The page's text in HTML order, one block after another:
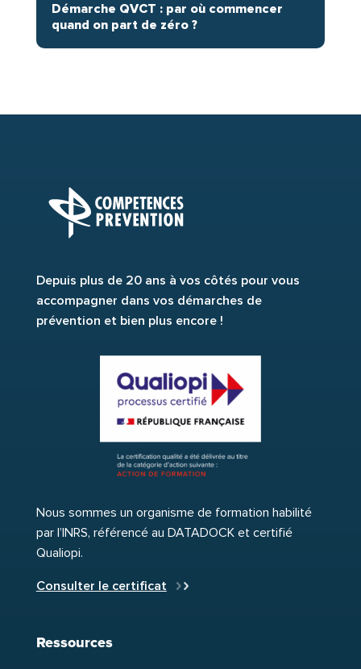
Démarche QVCT : par où commencer
quand on part de zéro ?
Depuis plus de 20 ans à vos côtés pour vous
accompagner dans vos démarches de
prévention et bien plus encore !
Nous sommes un organisme de formation habilité
par l’INRS, référencé au DATADOCK et certifié
Qualiopi.
Consulter le certificat
Ressources